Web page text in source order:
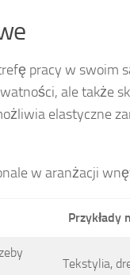
pracy w swoim
ale także
elastyczne
w aranżacji
Przykłady
Tekstylia,